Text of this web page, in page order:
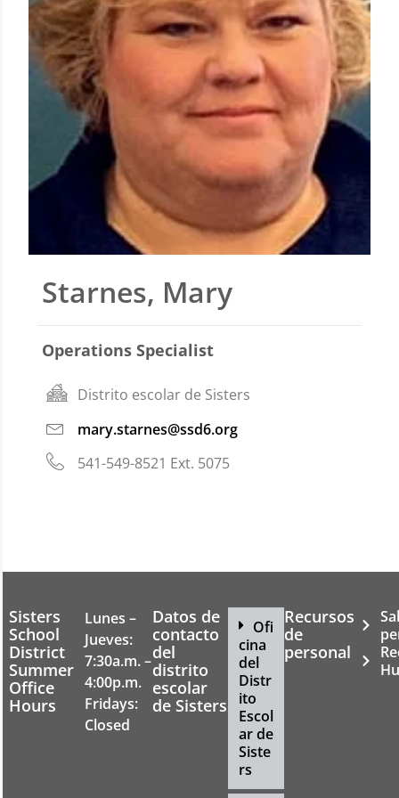
Starnes, Mary
Operations Specialist
Distrito escolar de Sisters
mary.starnes@ssd6.org
541-549-8521 Ext. 5075
Sisters
School
District
Summer
Office
Hours
Lunes –
Jueves:
7:30a.m. –
4:00p.m.
Fridays:
Closed
Datos de
contacto
del
distrito
escolar
de Sisters
Ofi
cina
del
Distr
ito
Escol
ar de
Siste
rs
Recursos
de
personal